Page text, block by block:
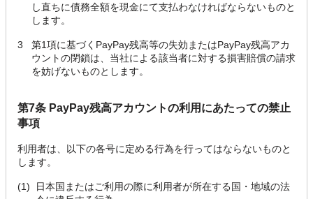
し直ちに債務全額を現金にて支払わなければならないものと
します。
3
第1項に基づくPayPay残高等の失効またはPayPay残高アカ
ウントの閉鎖は、当社による該当者に対する損害賠償の請求
を妨げないものとします。
第7条 PayPay残高アカウントの利用にあたっての禁止
事項
利用者は、以下の各号に定める行為を行ってはならないものと
します。
(1)
日本国またはご利用の際に利用者が所在する国・地域の法